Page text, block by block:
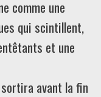
comme une
qui scintillent,
et une
avant la fin